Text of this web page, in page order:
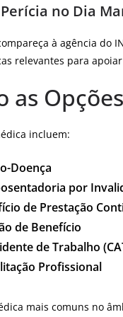
no Dia
à agência do
relevantes para
as
incluem:
Doença
por
de Prestação
de Benefício
de Trabalho
Profissional
mais comuns no